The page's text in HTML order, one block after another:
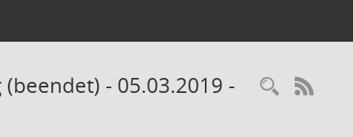
- 05.03.2019 -